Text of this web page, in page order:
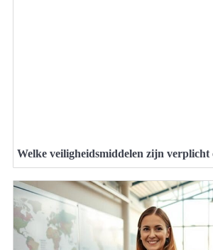
Welke veiligheidsmiddelen zijn verplicht